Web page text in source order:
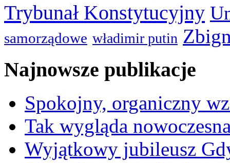
Trybunał Konstytucyjny
samorządowe władimir putin
Najnowsze publikacje
Spokojny, organiczny
Tak wygląda
Wyjątkowy jubileusz